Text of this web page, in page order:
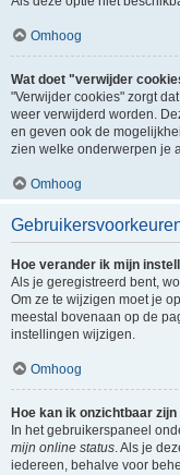
Omhoog
Wat doet "verwijder
"Verwijder cookies" zorgt
weer verwijderd worden.
en geven ook de
zien welke onderwerpen je
Omhoog
Hoe verander ik mijn
Als je geregistreerd bent,
Om ze te wijzigen moet je
meestal bovenaan op de
instellingen wijzigen.
Omhoog
Hoe kan ik onzichtbaar
In het gebruikerspaneel
mijn online status. Als je
iedereen, behalve voor